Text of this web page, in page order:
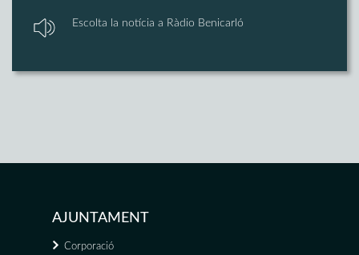
Escolta la notícia a Ràdio Benicarló
AJUNTAMENT
Corporació